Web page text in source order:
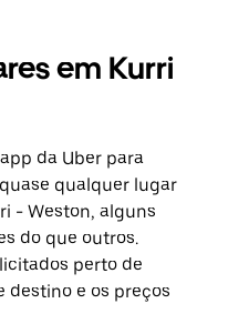
em Kurri
da Uber para
qualquer lugar
- Weston, alguns
do que outros.
perto de
destino e os preços